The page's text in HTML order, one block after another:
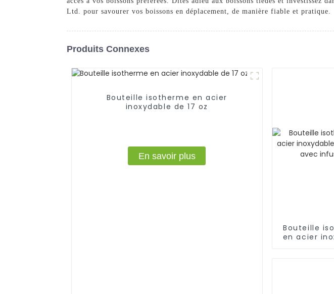
Ltd. pour savourer vos boissons en déplacement, de manière fiable et pratique.
Produits Connexes
Bouteille isotherme en acier
inoxydable de 17 oz
En savoir plus
Bouteille
en acier